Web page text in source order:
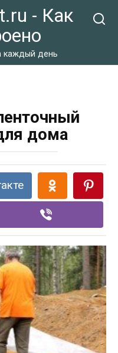
- Как
каждый день
дома